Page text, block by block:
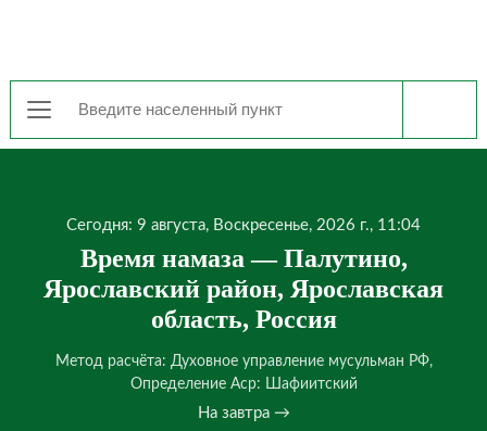
Сегодня: 9 августа, Воскресенье, 2026 г., 11:04
Время намаза — Палутино,
Ярославский район, Ярославская
область, Россия
Метод расчёта: Духовное управление мусульман РФ,
Определение Аср: Шафиитский
На завтра →